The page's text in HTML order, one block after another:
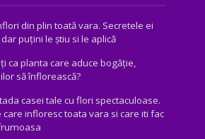
din plin toată vara. Secretele ei
puțini le știu si le aplică
ca planta care aduce bogăţie,
să înflorească?
casei tale cu flori spectaculoase.
care infloresc toata vara si care iti fac